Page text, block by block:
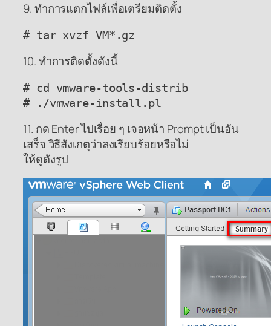
9. ทำการแตกไฟล์เพื่อเตรียมติดตั้ง
# tar xvzf VM*.gz
10. ทำการติดตั้งดังนี้
# cd vmware-tools-distrib
# ./vmware-install.pl
11. กด Enter ไปเรื่อย ๆ เจอหน้า Prompt เป็นอัน
เสร็จ วิธีสังเกตุว่าลงเรียบร้อยหรือไม่
ให้ดูดังรูป